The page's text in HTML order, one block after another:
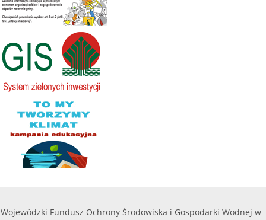
zł
........
czytaj więcej...
000,00 zł
Maksymalna kwota dofinansowania na jedno
przedsięwzięcie objęte wnioskiem nie może
przekroczyć8 000,00 zł.
......
czytaj więcej...
Wojewódzki Fundusz Ochrony Środowiska i Gospodarki Wodnej w